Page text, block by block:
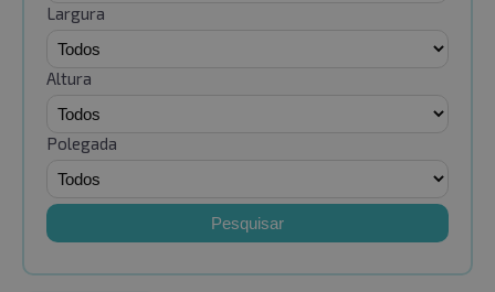
Largura
Altura
Polegada
Pesquisar